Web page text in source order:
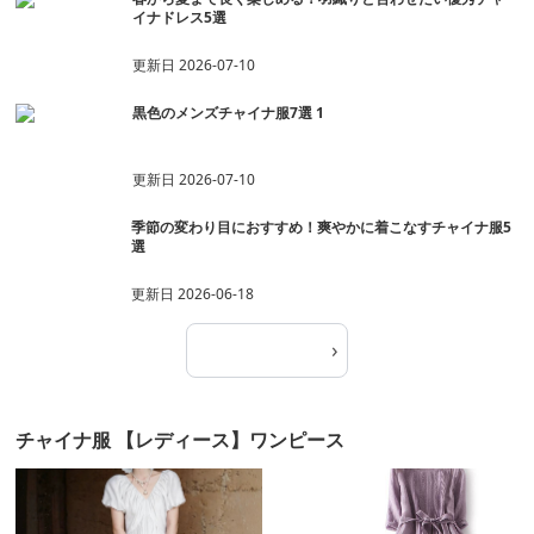
イナドレス5選
更新日2026-07-10
黒色のメンズチャイナ服7選 1
更新日2026-07-10
季節の変わり目におすすめ！爽やかに着こなすチャイナ服5
選
更新日 2026-06-18
›
チャイナ服 【レディース】ワンピース